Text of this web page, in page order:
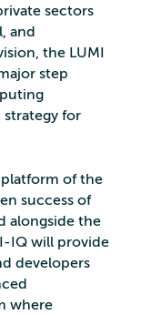
sectors
and
the LUMI
step
strategy for
of the
success of
alongside the
IQ will provide
developers
where